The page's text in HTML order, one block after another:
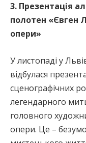
3. Презентація
полотен «Євген
опери»
У листопаді у
відбулася
сценографічних
легендарного
головного
опери. Це –